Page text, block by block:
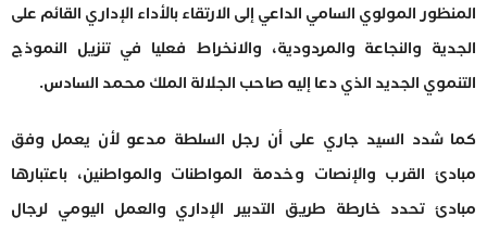
المنظور المولوي السامي الداعي إلى الارتقاء بالأداء الإداري القائم على
الجدية والنجاعة والمردودية، والانخراط فعليا في تنزيل النموذج
التنموي الجديد الذي دعا إليه صاحب الجلالة الملك محمد السادس.
كما شدد السيد جاري على أن رجل السلطة مدعو لأن يعمل وفق
مبادئ القرب والإنصات وخدمة المواطنات والمواطنين، باعتبارها
مبادئ تحدد خارطة طريق التدبير الإداري والعمل اليومي لرجال